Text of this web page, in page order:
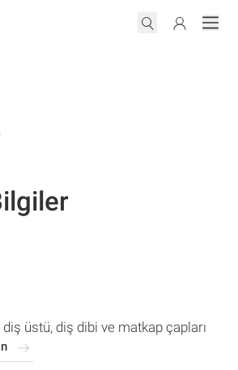
üstü, diş dibi ve matkap çapları